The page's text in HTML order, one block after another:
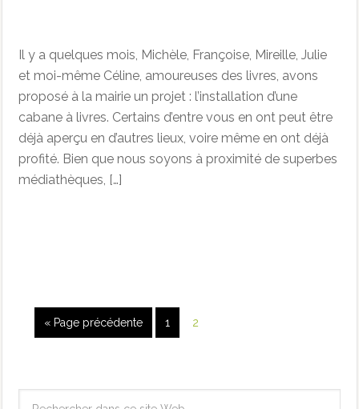
Il y a quelques mois, Michèle, Françoise, Mireille, Julie
et moi-même Céline, amoureuses des livres, avons
proposé à la mairie un projet : l’installation d’une
cabane à livres. Certains d’entre vous en ont peut être
déjà aperçu en d’autres lieux, voire même en ont déjà
profité. Bien que nous soyons à proximité de superbes
médiathèques, […]
« Page précédente 1 2